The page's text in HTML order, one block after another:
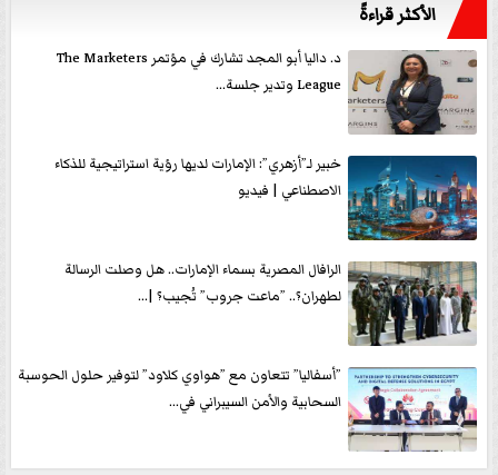
الأكثر قراءةً
د. داليا أبو المجد تشارك في مؤتمر The Marketers
League وتدير جلسة...
خبير لـ”أزهري”: الإمارات لديها رؤية استراتيجية للذكاء
الاصطناعي | فيديو
الرافال المصرية بسماء الإمارات.. هل وصلت الرسالة
لطهران؟.. ”ماعت جروب” تُجيب؟ |...
”أسفاليا” تتعاون مع ”هواوي كلاود” لتوفير حلول الحوسبة
السحابية والأمن السيبراني في...